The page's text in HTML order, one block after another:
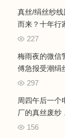
真丝/绢丝纱
而来？十年行
土丝、双宫丝
227
梅雨夜的微信
傅急报受潮绢
驰骋的“抢救性
297
周四午后一个
厂的真丝废纱
刻买下最近一
156